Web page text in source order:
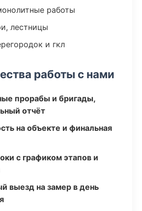
работы
лестницы
и гкл
работы с нами
прорабы и бригады,
отчёт
на объекте и финальная
с графиком этапов и
выезд на замер в день